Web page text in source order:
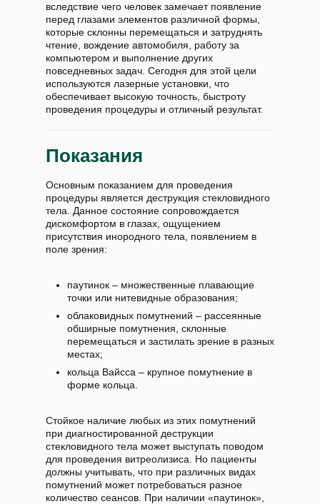
вследствие чего человек замечает появление
перед глазами элементов различной формы,
которые склонны перемещаться и затруднять
чтение, вождение автомобиля, работу за
компьютером и выполнение других
повседневных задач. Сегодня для этой цели
используются лазерные установки, что
обеспечивает высокую точность, быстроту
проведения процедуры и отличный результат.
Показания
Основным показанием для проведения
процедуры является деструкция стекловидного
тела. Данное состояние сопровождается
дискомфортом в глазах, ощущением
присутствия инородного тела, появлением в
поле зрения:
паутинок – множественные плавающие
точки или нитевидные образования;
облаковидных помутнений – рассеянные
обширные помутнения, склонные
перемещаться и застилать зрение в разных
местах;
кольца Вайсса – крупное помутнение в
форме кольца.
Стойкое наличие любых из этих помутнений
при диагностированной деструкции
стекловидного тела может выступать поводом
для проведения витреолизиса. Но пациенты
должны учитывать, что при различных видах
помутнений может потребоваться разное
количество сеансов. При наличии «паутинок»,